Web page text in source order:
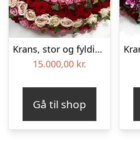
Krans, stor og fyldig – Blomster til begravelse
15.000,00 kr.
Gå til shop